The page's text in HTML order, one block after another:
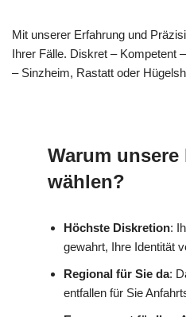
Mit unserer Erfahrung und
Ihrer Fälle. Diskret – Kompetent
– Sinzheim, Rastatt oder
Warum unsere
wählen?
Höchste Diskretion:
gewahrt, Ihre Identität
Regional für Sie da:
entfallen für Sie